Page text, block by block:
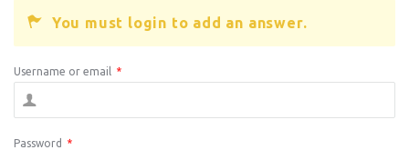
You must login to add an answer.
Username or email *
Password *